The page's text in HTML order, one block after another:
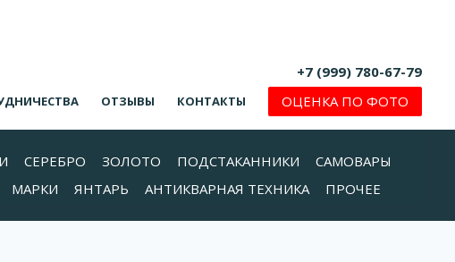
+7 (999) 780-67-79
ОТЗЫВЫ КОНТАКТЫ ОЦЕНКА ПО ФОТО
СЕРЕБРО ЗОЛОТО ПОДСТАКАННИКИ
САМОВАРЫ
МАРКИ ЯНТАРЬ АНТИКВАРНАЯ ТЕХНИКА ПРОЧЕЕ